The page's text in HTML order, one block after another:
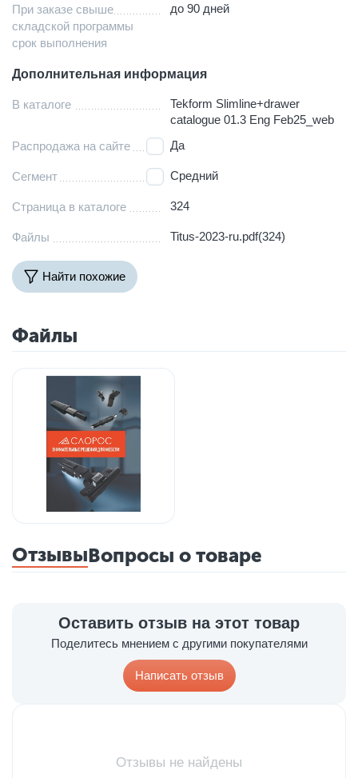
При заказе свыше
складской программы
срок выполнения
до 90 дней
Дополнительная информация
В каталоге
Tekform Slimline+drawer
catalogue 01.3 Eng Feb25_web
Распродажа на сайте
Да
Сегмент Средний
Страница в каталоге 324
Файлы Titus-2023-ru.pdf(324)
Найти похожие
Файлы
ОтзывыВопросы о товаре
Оставить отзыв на этот товар
Поделитесь мнением с другими покупателями
Написать отзыв
Отзывы не найдены